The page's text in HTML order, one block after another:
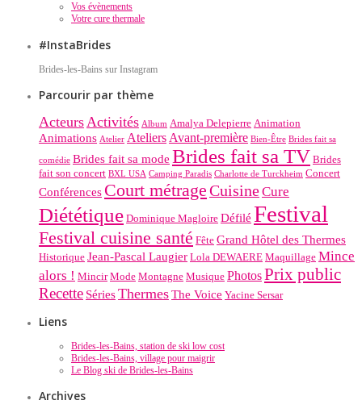
Vos évènements
Votre cure thermale
#InstaBrides
Brides-les-Bains sur Instagram
Parcourir par thème
Acteurs Activités Album Amalya Delepierre Animation
Animations Atelier Ateliers Avant-première Bien-Être Brides fait sa
comédie Brides fait sa mode Brides fait sa TV Brides
fait son concert BXL USA Camping Paradis Charlotte de Turckheim Concert
Conférences Court métrageCuisineCure
Diététique Dominique Magloire Défilé Festival
Festival cuisine santé Fête Grand Hôtel des Thermes
Historique Jean-Pascal Laugier Lola DEWAERE Maquillage Mince
alors ! Mincir Mode Montagne Musique PhotosPrix public
Recette SériesThermesThe Voice Yacine Sersar
Liens
Brides-les-Bains, station de ski low cost
Brides-les-Bains, village pour maigrir
Le Blog ski de Brides-les-Bains
Archives